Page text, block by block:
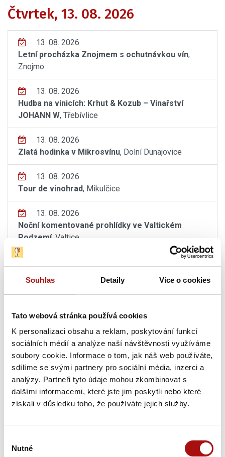
Souhlas Detaily Více o cookies
Tato webová stránka používá cookies
K personalizaci obsahu a reklam, poskytování funkcí
sociálních médií a analýze naší návštěvnosti využíváme
soubory cookie. Informace o tom, jak náš web používáte,
sdílíme se svými partnery pro sociální média, inzerci a
analýzy. Partneři tyto údaje mohou zkombinovat s
dalšími informacemi, které jste jim poskytli nebo které
získali v důsledku toho, že používáte jejich služby.
souhlasu
Nutné
Čtvrtek, 13. 08. 2026
13. 08. 2026
Letní procházka Znojmem s ochutnávkou vín,
Znojmo
13. 08. 2026
Hudba na vinicích: Krhut & Kozub – Vinařství
JOHANN W, Třebívlice
13. 08. 2026
Zlatá hodinka v Mikrosvínu, Dolní Dunajovice
13. 08. 2026
Tour de vinohrad, Mikulčice
13. 08. 2026
Noční komentované prohlídky ve Valtickém
Podzemí, Valtice
Letní festival vín VOC Hustopečsko
13. 08. 2026
Sunset degustace na Rajské, Znojmo
13. 08. - 14. 08. 2026
Sommelier junior – praktická část, Valtice
Pátek, 14. 08. 2026
Sommelier junior – praktická část